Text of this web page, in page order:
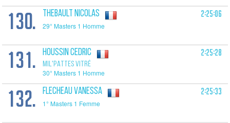
130. THEBAULT Nicolas
29° Masters 1 Homme
2:25:06
131. HOUSSIN Cedric
MIL'PATTES VITRÉ
30° Masters 1 Homme
2:25:28
132. FLECHEAU Vanessa
1° Masters 1 Femme
2:25:33